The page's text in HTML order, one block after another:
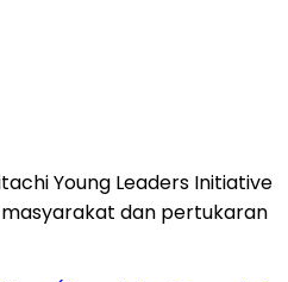
Young Leaders Initiative
dan pertukaran